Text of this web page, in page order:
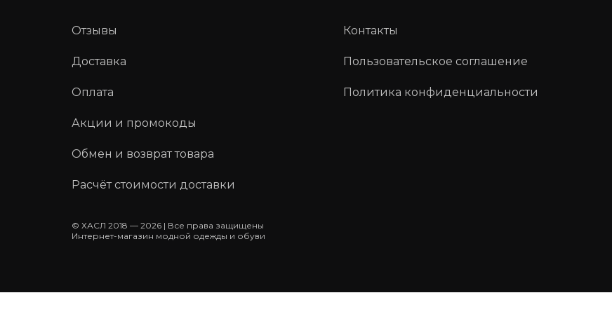
Отзывы
Доставка
Оплата
Акции и промокоды
Обмен и возврат товара
Расчёт стоимости доставки
© ХАСЛ 2018 — 2026 | Все права защищены
Интернет-магазин модной одежды и обуви
Контакты
Пользовательское соглашение
Политика конфиденциальности